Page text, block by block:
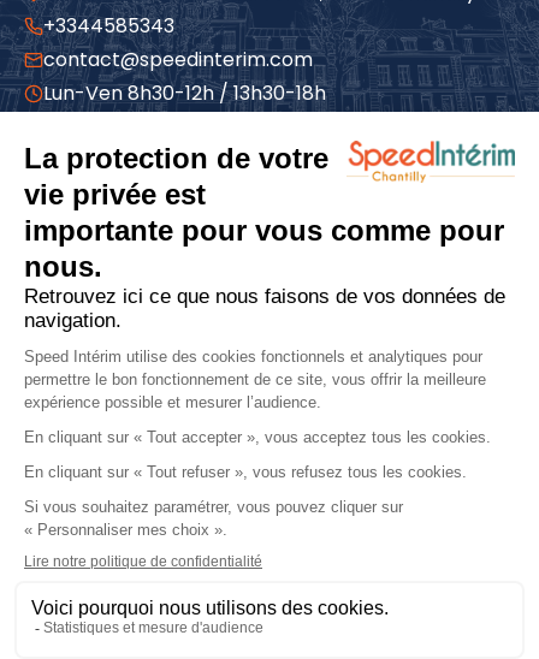
+3344585343
contact@speedinterim.com
Lun-Ven 8h30-12h / 13h30-18h
À propos
Qui sommes-nous
Espace candidat
Espace entreprise
Actualités
Recrutement
Offres d'emploi
Déposer un CV